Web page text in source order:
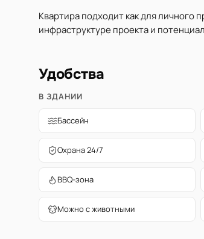
Квартира подходит как для личного
инфраструктуре проекта и
Удобства
В ЗДАНИИ
Бассейн
Охрана 24/7
BBQ-зона
Можно с животными